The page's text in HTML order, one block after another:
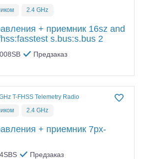
2.4 GHz
+ приемник 16sz and
s.bus:s.bus 2
Предзаказ
2.4 GHz
+ приемник 7px-
Предзаказ